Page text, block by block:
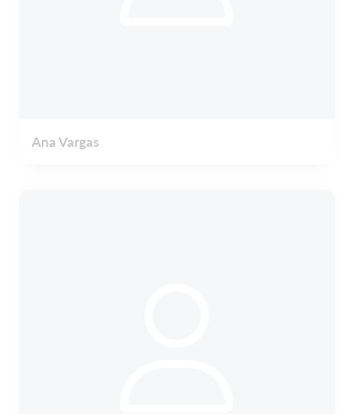
Ana Vargas